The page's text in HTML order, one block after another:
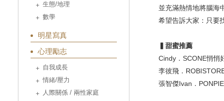
生態/地理
數學
明星寫真
心理勵志
自我成長
情緒/壓力
人際關係 / 兩性家庭
並充滿熱情地將腦海
希望告訴大家：只要
▍甜蜜推薦
Cindy．SCONE悄悄
李彼飛．
張智傑Ivan．